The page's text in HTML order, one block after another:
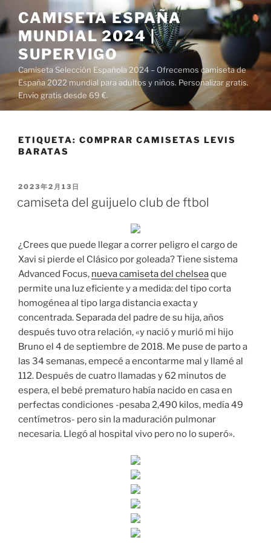
al
contenido
CAMISETA ESPAÑA
MUNDIAL 2024 |
SUPERVIGO
Camiseta Selección Española 2024 – Ofrecemos camiseta de
España 2022 mundial para adultos y niños. Personalizar gratis.
Envío gratis desde 69 €.
ETIQUETA: COMPRAR CAMISETAS LEVIS
BARATAS
PUBLICADO
2023年2月13日
camiseta del guijuelo club de ftbol
¿Crees que puede llegar a correr peligro el cargo de
Xavi si pierde el Clásico por goleada? Tiene sistema
Advanced Focus, nueva camiseta del chelseaque
permite una luz eficiente y a medida: del tipo corta
homogénea al tipo larga distancia exacta y
concentrada. Separada del padre de su hija, años
después tuvo otra relación, «y nació y murió mi hijo
Bruno el 4 de septiembre de 2018. Me puse de parto a
las 34 semanas, empecé a encontarme mal y llamé al
112. Después de cuatro llamadas y 62 minutos de
espera, el bebé prematuro había nacido en casa en
perfectas condiciones -pesaba 2,490 kilos, medía 49
centímetros- pero sin la maduración pulmonar
necesaria. Llegó al hospital vivo pero no lo superó».